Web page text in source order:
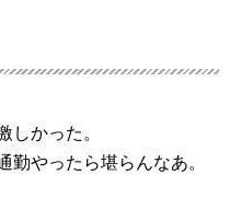
しかった。
勤やったら堪らんなあ。